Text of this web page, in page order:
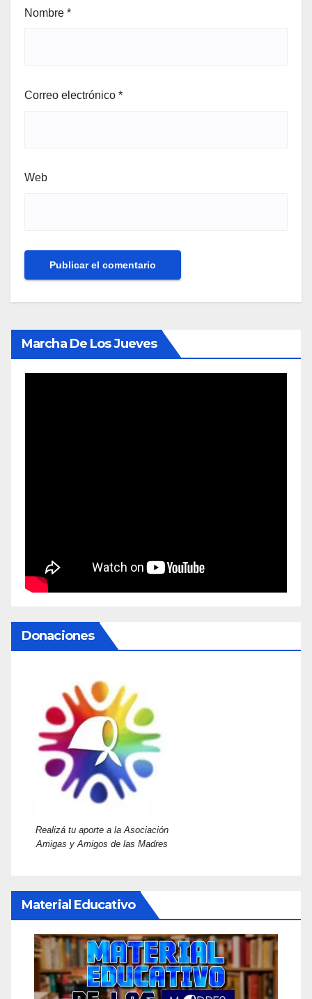
Nombre *
Correo electrónico *
Web
Marcha De Los Jueves
Donaciones
Realizá tu aporte a la Asociación
Amigas y Amigos de las Madres
Material Educativo